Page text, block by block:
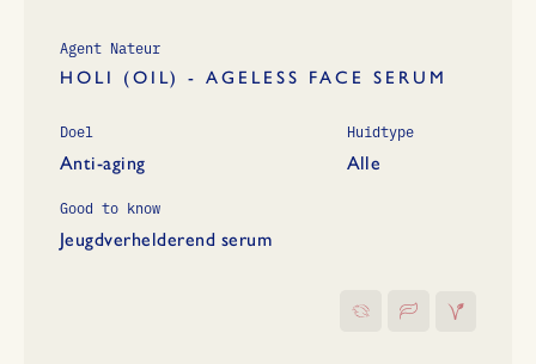
Agent Nateur
HOLI (OIL) - AGELESS FACE SERUM
Doel
Anti-aging
Huidtype
Alle
Good to know
Jeugdverhelderend serum